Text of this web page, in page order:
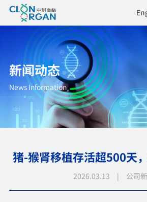
新闻动态
News Information
猪-猴肾移植存活超500天
2026.03.13 | 公司